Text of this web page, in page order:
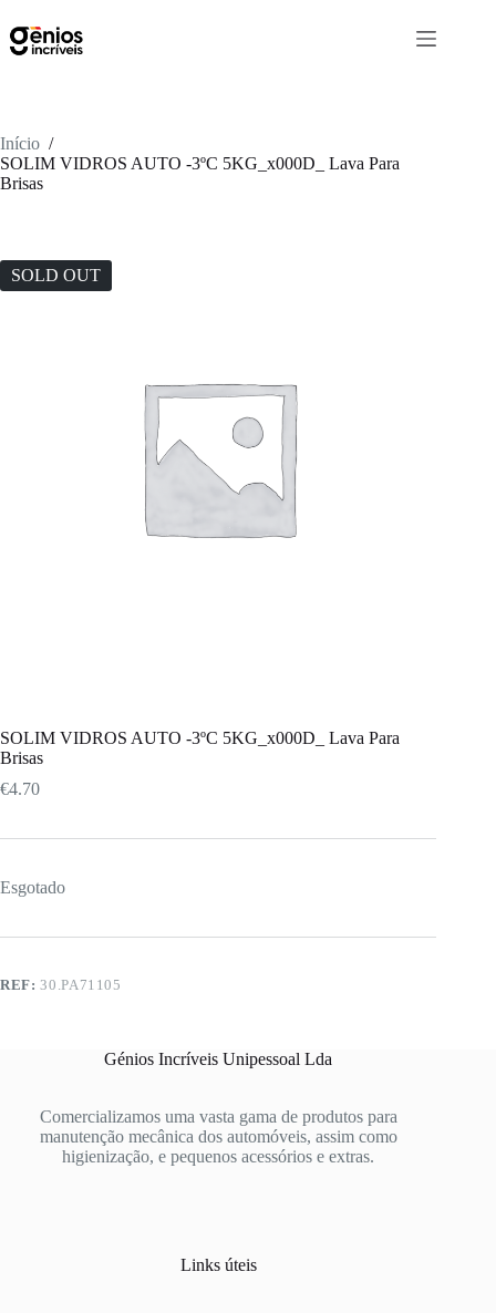
Início /
SOLIM VIDROS AUTO -3ºC 5KG_x000D_ Lava Para
Brisas
SOLD OUT
SOLIM VIDROS AUTO -3ºC 5KG_x000D_ Lava Para
Brisas
€4.70
Esgotado
REF:30.PA71105
Génios Incríveis Unipessoal Lda
Comercializamos uma vasta gama de produtos para
manutenção mecânica dos automóveis, assim como
higienização, e pequenos acessórios e extras.
Links úteis